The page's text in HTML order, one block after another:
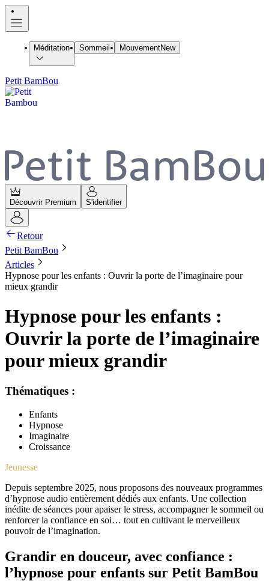
Méditation Sommeil MouvementNew
Petit BamBou
Découvrir Premium S'identifier
Retour
Petit BamBou
Articles
Hypnose pour les enfants : Ouvrir la porte de l’imaginaire pour
mieux grandir
Hypnose pour les enfants :
Ouvrir la porte de l’imaginaire
pour mieux grandir
Thématiques :
Enfants
Hypnose
Imaginaire
Croissance
Jeunesse
Depuis septembre 2025, nous proposons des nouveaux programmes
d’hypnose audio entièrement dédiés aux enfants. Une collection
inédite de séances pour apaiser le stress, accompagner le sommeil ou
renforcer la confiance en soi… tout en cultivant le merveilleux
pouvoir de l’imagination.
Grandir en douceur, avec confiance :
l’hypnose pour enfants sur Petit BamBou